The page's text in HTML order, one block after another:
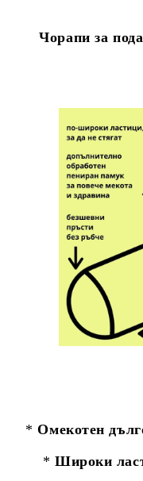
Чорапи за
*Омекотен
* Широки